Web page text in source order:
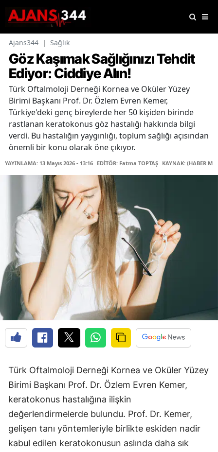
Ajans344 | Sağlık
Göz Kaşımak Sağlığınızı Tehdit
Ediyor: Ciddiye Alın!
Türk Oftalmoloji Derneği Kornea ve Oküler Yüzey
Birimi Başkanı Prof. Dr. Özlem Evren Kemer,
Türkiye'deki genç bireylerde her 50 kişiden birinde
rastlanan keratokonus göz hastalığı hakkında bilgi
verdi. Bu hastalığın yaygınlığı, toplum sağlığı açısından
önemli bir konu olarak öne çıkıyor.
YAYINLAMA: 13 Mayıs 2026 - 13:16 EDİTÖR: Fatma TOPTAŞ KAYNAK: (HABER
Türk Oftalmoloji Derneği Kornea ve Oküler Yüzey
Birimi Başkanı Prof. Dr. Özlem Evren Kemer,
keratokonus hastalığına ilişkin
değerlendirmelerde bulundu. Prof. Dr. Kemer,
gelişen tanı yöntemleriyle birlikte eskiden nadir
kabul edilen keratokonusun aslında daha sık